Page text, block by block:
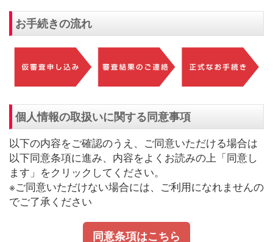
お手続きの流れ
個人情報の取扱いに関する同意事項
以下の内容をご確認のうえ、ご同意いただける場合は
以下同意条項に進み、内容をよくお読みの上「同意し
ます」をクリックしてください。
※ご同意いただけない場合には、ご利用になれませんの
でご了承ください
同意条項はこちら